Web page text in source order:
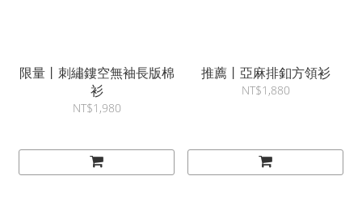
限量丨刺繡鏤空無袖長版棉
衫
NT$1,980
推薦丨亞麻排釦方領衫
NT$1,880